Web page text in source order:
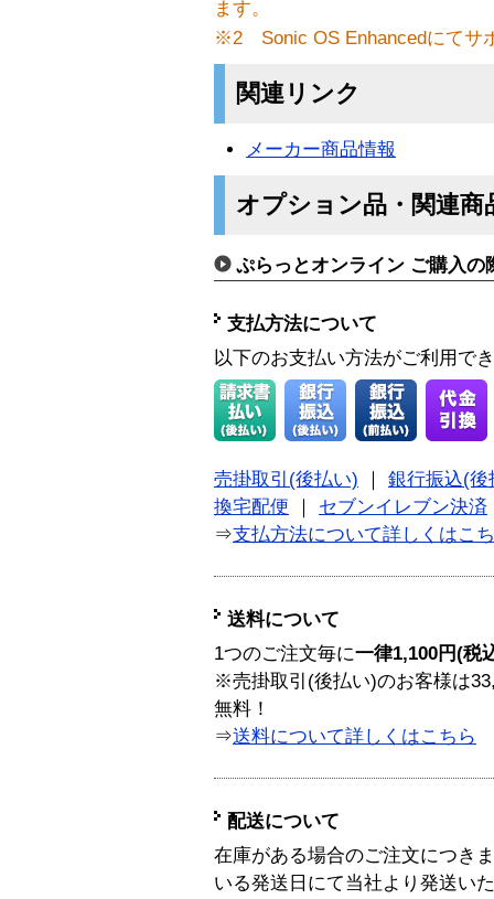
ます。
※2 Sonic OS Enhancedにてサ
関連リンク
メーカー商品情報
オプション品・関連商
ぷらっとオンライン ご購入の
支払方法について
以下のお支払い方法がご利用で
売掛取引(後払い)
銀行振込(後
換宅配便
セブンイレブン決済
⇒支払方法について詳しくはこ
送料について
1つのご注文毎に一律1,100円(税
※売掛取引(後払い)のお客様は
無料！
⇒送料について詳しくはこちら
配送について
在庫がある場合のご注文につき
いる発送日にて当社より発送い